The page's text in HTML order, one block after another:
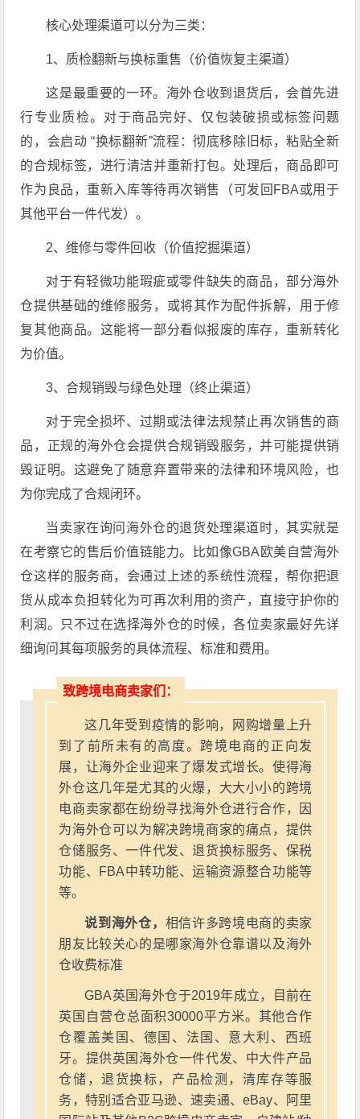
核心处理渠道可以分为三类：
1、质检翻新与换标重售（价值恢复主渠道）
这是最重要的一环。海外仓收到退货后，会首先进
行专业质检。对于商品完好、仅包装破损或标签问题
的，会启动 “换标翻新”流程：彻底移除旧标，粘贴全新
的合规标签，进行清洁并重新打包。处理后，商品即可
作为良品，重新入库等待再次销售（可发回FBA或用于
其他平台一件代发）。
2、维修与零件回收（价值挖掘渠道）
对于有轻微功能瑕疵或零件缺失的商品，部分海外
仓提供基础的维修服务，或将其作为配件拆解，用于修
复其他商品。这能将一部分看似报废的库存，重新转化
为价值。
3、合规销毁与绿色处理（终止渠道）
对于完全损坏、过期或法律法规禁止再次销售的商
品，正规的海外仓会提供合规销毁服务，并可能提供销
毁证明。这避免了随意弃置带来的法律和环境风险，也
为你完成了合规闭环。
当卖家在询问海外仓的退货处理渠道时，其实就是
在考察它的售后价值链能力。比如像GBA欧美自营海外
仓这样的服务商，会通过上述的系统性流程，帮你把退
货从成本负担转化为可再次利用的资产，直接守护你的
利润。只不过在选择海外仓的时候，各位卖家最好先详
细询问其每项服务的具体流程、标准和费用。
致跨境电商卖家们：
这几年受到疫情的影响，网购增量上升
到了前所未有的高度。跨境电商的正向发
展，让海外企业迎来了爆发式增长。使得海
外仓这几年是尤其的火爆，大大小小的跨境
电商卖家都在纷纷寻找海外仓进行合作，因
为海外仓可以为解决跨境商家的痛点，提供
仓储服务、一件代发、退货换标服务、保税
功能、FBA中转功能、运输资源整合功能等
等。
说到海外仓， 相信许多跨境电商的卖家
朋友比较关心的是哪家海外仓靠谱以及海外
仓收费标准
GBA英国海外仓于2019年成立，目前在
英国自营仓总面积30000平方米。其他合作
仓覆盖美国、德国、法国、意大利、西班
牙。提供英国海外仓一件代发、中大件产品
仓储，退货换标，产品检测，清库存等服
务，特别适合亚马逊、速卖通、eBay、阿里